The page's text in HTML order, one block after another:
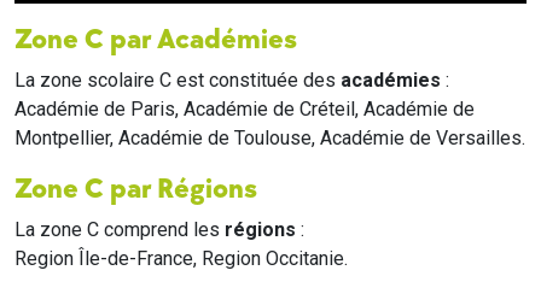
Zone C par Académies
La zone scolaire C est constituée des académies :
Académie de Paris, Académie de Créteil, Académie de
Montpellier, Académie de Toulouse, Académie de Versailles.
Zone C par Régions
La zone C comprend les régions :
Region Île-de-France, Region Occitanie.